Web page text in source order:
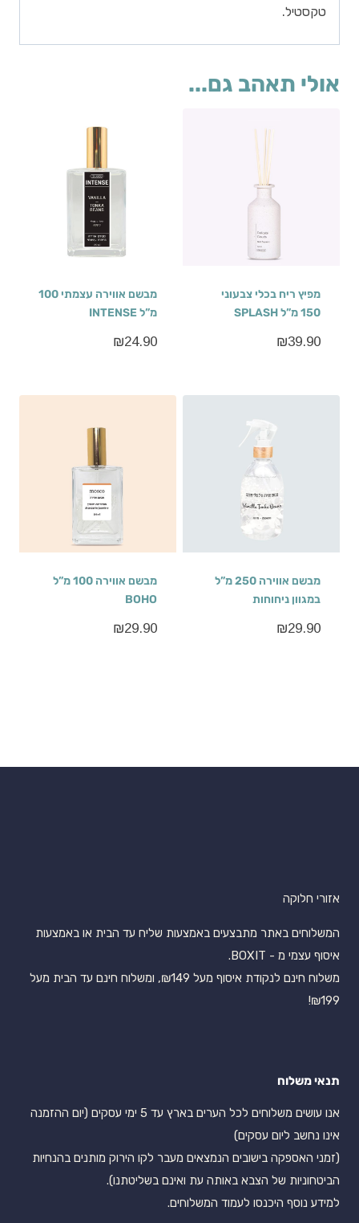
טקסטיל.
אולי תאהב גם...
מפיץ ריח בכלי צבעוני
150 מ”ל SPLASH
₪39.90
מבשם אווירה עצמתי 100
מ”ל INTENSE
₪24.90
מבשם אווירה 250 מ”ל
במגוון ניחוחות
₪29.90
מבשם אווירה 100 מ”ל
BOHO
₪29.90
אזורי חלוקה
המשלוחים באתר מתבצעים באמצעות שליח עד הבית או באמצעות
איסוף עצמי מ - BOXIT.
משלוח חינם לנקודת איסוף מעל ₪149, ומשלוח חינם עד הבית מעל
₪199!
תנאי משלוח
אנו עושים משלוחים לכל הערים בארץ עד 5 ימי עסקים (יום ההזמנה
אינו נחשב ליום עסקים)
(זמני האספקה בישובים הנמצאים מעבר לקו הירוק מותנים בהנחיות
הביטחוניות של הצבא באותה עת ואינם בשליטתנו).
למידע נוסף היכנסו לעמוד המשלוחים.